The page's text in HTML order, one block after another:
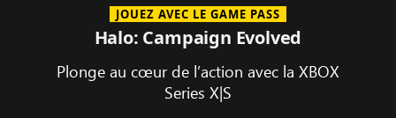
JOUEZ AVEC LE GAME PASS
Halo: Campaign Evolved
Plonge au cœur de l’action avec la XBOX
Series X|S